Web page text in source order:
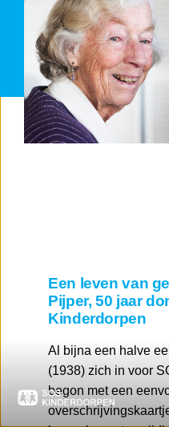
Een leven van
Pijper, 50 jaar
Kinderdorpen
Al bijna een halve
(1938) zich in voor
begon met een